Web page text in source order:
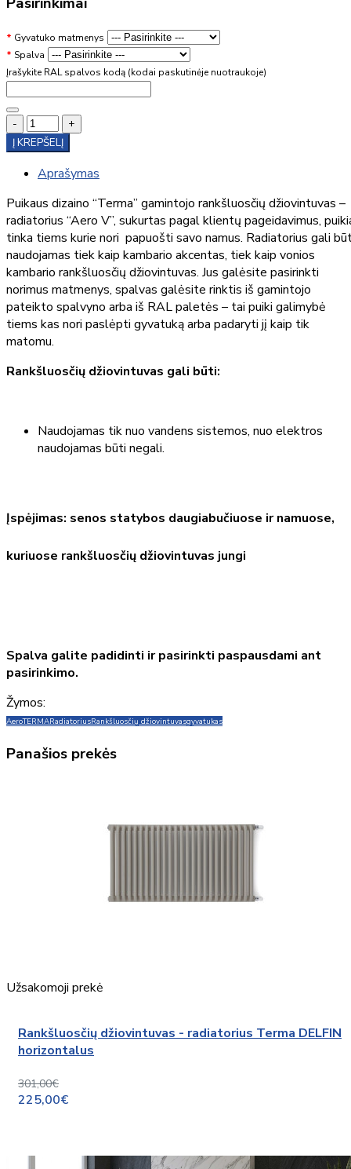
Gyvatuko matmenys
Spalva
Įrašykite RAL spalvos kodą (kodai paskutinėje nuotraukoje)
-
+
Į KREPŠELĮ
Aprašymas
Puikaus dizaino “Terma” gamintojo rankšluosčių džiovintuvas –
radiatorius “Aero V”, sukurtas pagal klientų pageidavimus,
tinka tiems kurie nori papuošti savo namus. Radiatorius gali
naudojamas tiek kaip kambario akcentas, tiek kaip vonios
kambario rankšluosčių džiovintuvas. Jus galėsite pasirinkti
norimus matmenys, spalvas galėsite rinktis iš gamintojo
pateikto spalvyno arba iš RAL paletės – tai puiki galimybė
tiems kas nori paslėpti gyvatuką arba padaryti jį kaip tik
matomu.
Rankšluosčių džiovintuvas gali būti:
Naudojamas tik nuo vandens sistemos, nuo elektros
naudojamas būti negali.
Įspėjimas: senos statybos daugiabučiuose ir namuose,
kuriuose rankšluosčių džiovintuvas jungi
Spalva galite padidinti ir pasirinkti paspausdami ant
pasirinkimo.
Žymos:
AeroTERMARadiatoriusRankšluosčių džiovintuvasgyvatukas
Panašios prekės
Užsakomoji prekė
Rankšluosčių džiovintuvas - radiatorius Terma DELFIN
horizontalus
301,00€
225,00€